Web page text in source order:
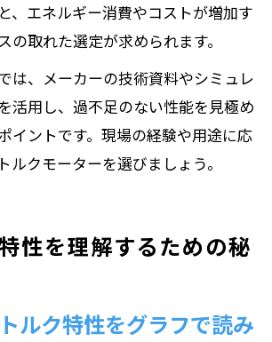
、エネルギー消費やコストが増加す
の取れた選定が求められます。
は、メーカーの技術資料やシミュレ
活用し、過不足のない性能を見極め
イントです。現場の経験や用途に応
ルクモーターを選びましょう。
性を理解するための秘
ルク特性をグラフで読み